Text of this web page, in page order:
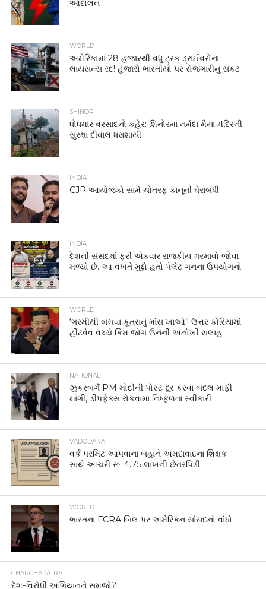
આંદોલન
WORLD
અમેરિકામાં 28 હજારથી વધુ ટ્રક ડ્રાઈવરોના
લાયસન્સ રદ! હજારો ભારતીયો પર રોજગારીનું સંકટ
SHINOR
ધોધમાર વરસાદનો કહેર: શિનોરમાં નર્મદા મૈયા મંદિરની
સુરક્ષા દીવાલ ધરાશાયી
INDIA
CJP આયોજકો સામે ચોતરફ કાનૂની ઘેરાબંધી
INDIA
દેશની સંસદમાં ફરી એકવાર રાજકીય ગરમાવો જોવા
મળ્યો છે. આ વખતે મુદ્દો હતો પેલેટ ગનના ઉપયોગનો
WORLD
‘ગરમીથી બચવા કૂતરાનું માંસ ખાઓ’! ઉત્તર કોરિયામાં
હીટવેવ વચ્ચે કિમ જોંગ ઉનની અનોખી સલાહ
NATIONAL
ઝુકરબર્ગે PM મોદીની પોસ્ટ દૂર કરવા બદલ માફી
માંગી, ડીપફેક્સ રોકવામાં નિષ્ફળતા સ્વીકારી
VADODARA
વર્ક પરમિટ આપવાના બહાને અમદાવાદના શિક્ષક
સાથે આચરી રૂ. 4.75 લાખની છેતરપિંડી
WORLD
ભારતના FCRA બિલ પર અમેરિકન સાંસદનો વાંધો
CHARCHAPATRA
દેશ-વિરોધી અભિયાનને સમજો?